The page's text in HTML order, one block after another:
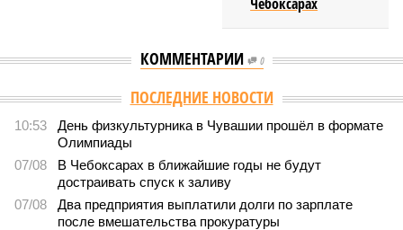
КОММЕНТАРИИ 0
ПОСЛЕДНИЕ НОВОСТИ
10:53
День физкультурника в Чувашии прошёл в формате
Олимпиады
07/08
В Чебоксарах в ближайшие годы не будут
достраивать спуск к заливу
07/08
Два предприятия выплатили долги по зарплате
после вмешательства прокуратуры